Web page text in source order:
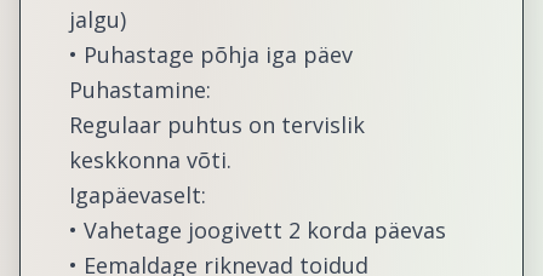
jalgu)
• Puhastage põhja iga päev
Puhastamine:
Regulaar puhtus on tervislik
keskkonna võti.
Igapäevaselt:
• Vahetage joogivett 2 korda päevas
• Eemaldage riknevad toidud